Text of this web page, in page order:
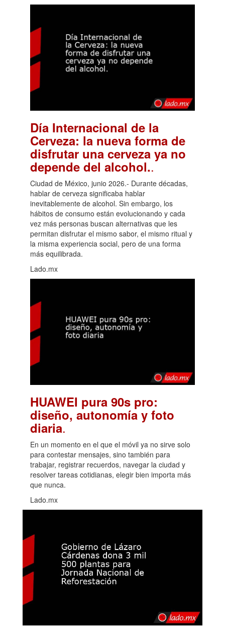
Día Internacional de la
Cerveza: la nueva forma de
disfrutar una cerveza ya no
depende del alcohol..
Ciudad de México, junio 2026.- Durante décadas,
hablar de cerveza significaba hablar
inevitablemente de alcohol. Sin embargo, los
hábitos de consumo están evolucionando y cada
vez más personas buscan alternativas que les
permitan disfrutar el mismo sabor, el mismo ritual y
la misma experiencia social, pero de una forma
más equilibrada.
Lado.mx
HUAWEI pura 90s pro:
diseño, autonomía y foto
diaria.
En un momento en el que el móvil ya no sirve solo
para contestar mensajes, sino también para
trabajar, registrar recuerdos, navegar la ciudad y
resolver tareas cotidianas, elegir bien importa más
que nunca.
Lado.mx